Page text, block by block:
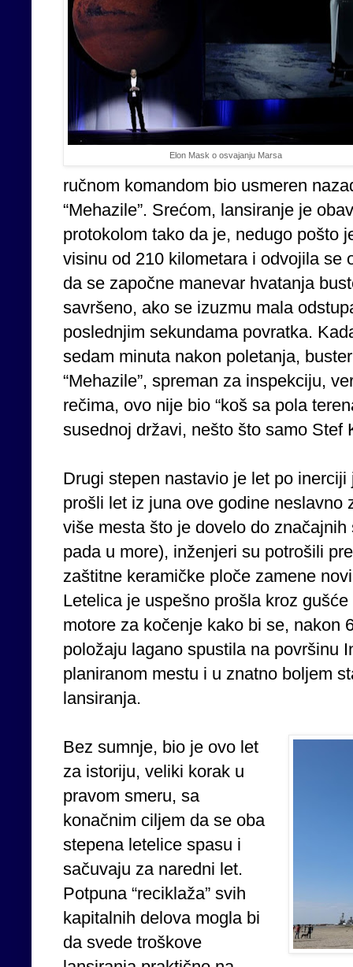
Elon Mask o osvajanju Marsa
ručnom komandom bio usmeren
“Mehazile”. Srećom, lansiranje je
protokolom tako da je, nedugo pošto
visinu od 210 kilometara i odvojila se
da se započne manevar hvatanja
savršeno, ako se izuzmu mala
poslednjim sekundama povratka.
sedam minuta nakon poletanja,
“Mehazile”, spreman za inspekciju,
rečima, ovo nije bio “koš sa pola
susednoj državi, nešto što samo Stef
Drugi stepen nastavio je let po
prošli let iz juna ove godine neslavno
više mesta što je dovelo do
pada u more), inženjeri su potrošili
zaštitne keramičke ploče zamene
Letelica je uspešno prošla kroz
motore za kočenje kako bi se, nakon
položaju lagano spustila na površinu
planiranom mestu i u znatno boljem
lansiranja.
Bez sumnje, bio je ovo let
za istoriju, veliki korak u
pravom smeru, sa
konačnim ciljem da se oba
stepena letelice spasu i
sačuvaju za naredni let.
Potpuna “reciklaža” svih
kapitalnih delova mogla bi
da svede troškove